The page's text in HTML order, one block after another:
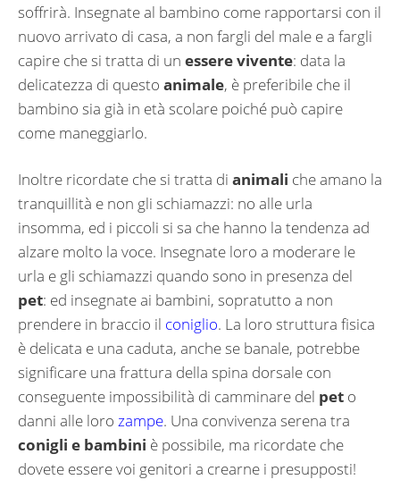
soffrirà. Insegnate al bambino come rapportarsi con il
nuovo arrivato di casa, a non fargli del male e a fargli
capire che si tratta di un essere vivente: data la
delicatezza di questo animale, è preferibile che il
bambino sia già in età scolare poiché può capire
come maneggiarlo.
Inoltre ricordate che si tratta di animali che amano la
tranquillità e non gli schiamazzi: no alle urla
insomma, ed i piccoli si sa che hanno la tendenza ad
alzare molto la voce. Insegnate loro a moderare le
urla e gli schiamazzi quando sono in presenza del
pet: ed insegnate ai bambini, sopratutto a non
prendere in braccio il coniglio. La loro struttura fisica
è delicata e una caduta, anche se banale, potrebbe
significare una frattura della spina dorsale con
conseguente impossibilità di camminare del pet o
danni alle loro zampe. Una convivenza serena tra
conigli e bambini è possibile, ma ricordate che
dovete essere voi genitori a crearne i presupposti!